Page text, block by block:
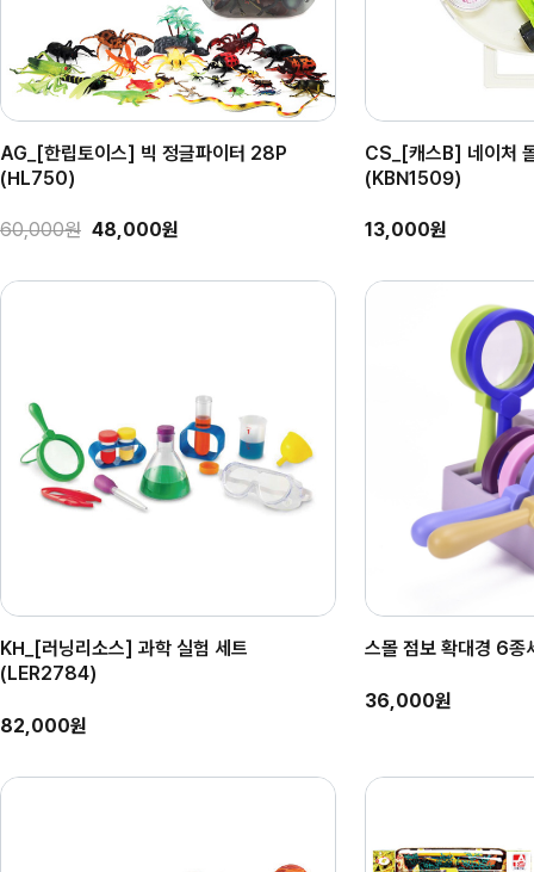
AG_[한립토이스] 빅 정글파이터 28P
(HL750)
60,000원 48,000원
CS_[캐스B] 네이처
(KBN1509)
13,000원
KH_[러닝리소스] 과학 실험 세트
(LER2784)
82,000원
스몰 점보 확대경 6종
36,000원